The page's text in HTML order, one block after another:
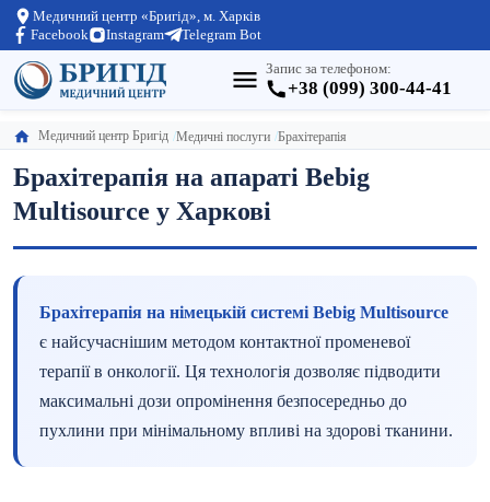
Медичний центр «Бригід», м. Харків
Facebook
Instagram Telegram Bot
Запис за телефоном:
+38 (099) 300-44-41
Медичний центр Бригід Медичні послуги Брахітерапія
Брахітерапія на апараті Bebig
Multisource у Харкові
Брахітерапія на німецькій системі Bebig Multisource
є найсучаснішим методом контактної променевої
терапії в онкології. Ця технологія дозволяє підводити
максимальні дози опромінення безпосередньо до
пухлини при мінімальному впливі на здорові тканини.